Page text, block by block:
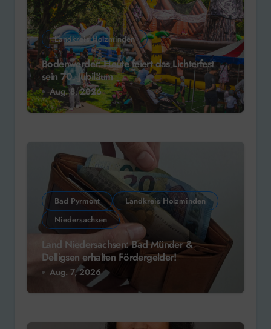
Landkreis Holzminden
Bodenwerder: Heute feiert das Lichterfest
sein 70. Jubiläum
Aug. 8, 2026
Bad Pyrmont
Landkreis Holzminden
Niedersachsen
Land Niedersachsen: Bad Münder &
Delligsen erhalten Fördergelder!
Aug. 7, 2026